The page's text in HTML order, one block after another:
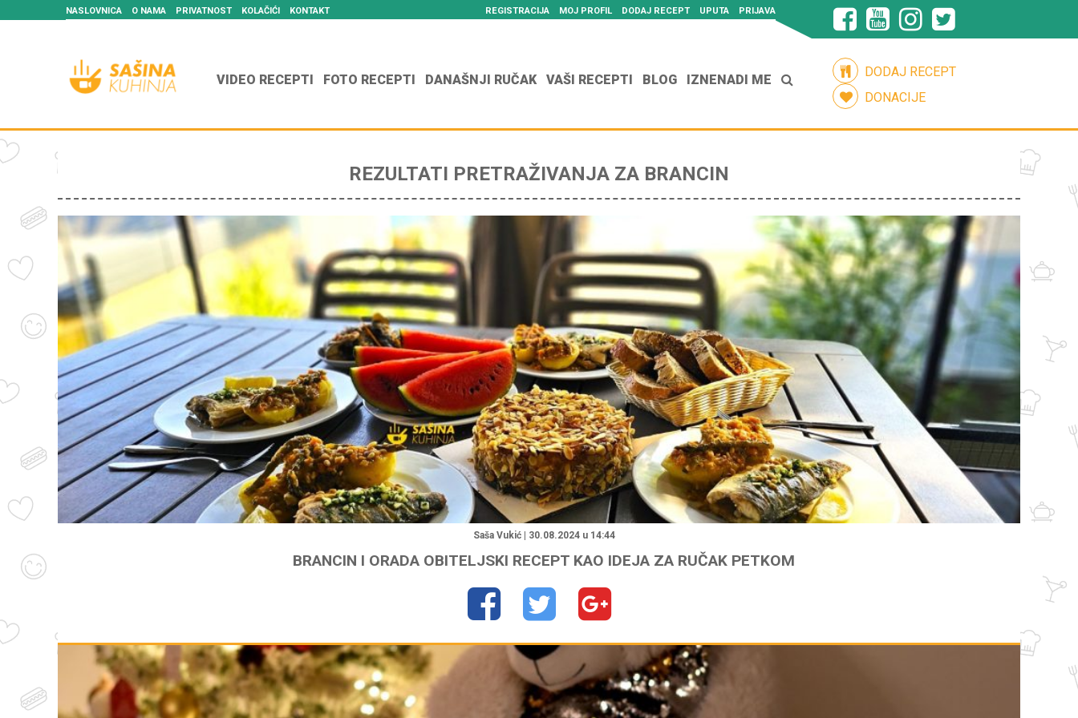
NASLOVNICA O NAMA PRIVATNOST KOLAČIĆI KONTAKT REGISTRACIJA MOJ PROFIL DODAJ RECEPT UPUTA PRIJAVA
VIDEO RECEPTI FOTO RECEPTI DANAŠNJI RUČAK VAŠI RECEPTI BLOG IZNENADI ME
DODAJ RECEPT
DONACIJE
REZULTATI PRETRAŽIVANJA ZA BRANCIN
"
Saša Vukić | 30.08.2024 u 14:44
BRANCIN I ORADA OBITELJSKI RECEPT KAO IDEJA ZA RUČAK PETKOM